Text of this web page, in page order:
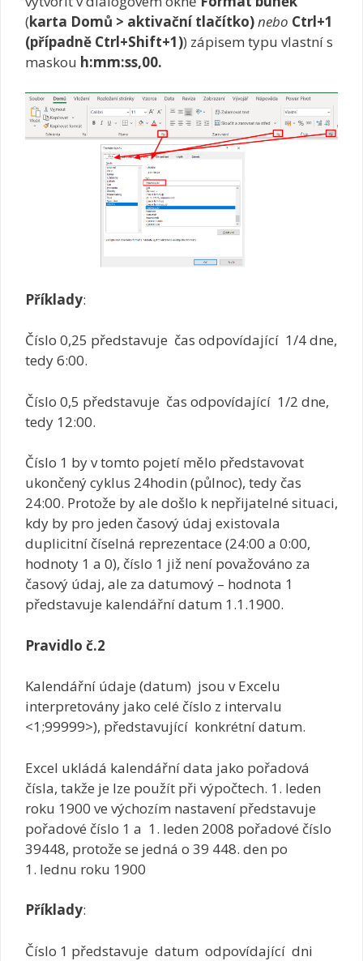
(karta Domů > aktivační tlačítko)nebo Ctrl+1
(případně Ctrl+Shift+1)) zápisem typu vlastní s
maskou h:mm:ss,00.
Příklady:
Číslo 0,25 představuje čas odpovídající 1/4 dne,
tedy 6:00.
Číslo 0,5 představuje čas odpovídající 1/2 dne,
tedy 12:00.
Číslo 1 by v tomto pojetí mělo představovat
ukončený cyklus 24hodin (půlnoc), tedy čas
24:00. Protože by ale došlo k nepřijatelné situaci,
kdy by pro jeden časový údaj existovala
duplicitní číselná reprezentace (24:00 a 0:00,
hodnoty 1 a 0), číslo 1 již není považováno za
časový údaj, ale za datumový – hodnota 1
představuje kalendářní datum 1.1.1900.
Pravidlo č.2
Kalendářní údaje (datum) jsou v Excelu
interpretovány jako celé číslo z intervalu
<1;99999>), představující konkrétní datum.
Excel ukládá kalendářní data jako pořadová
čísla, takže je lze použít při výpočtech. 1. leden
roku 1900 ve výchozím nastavení představuje
pořadové číslo 1 a 1. leden 2008 pořadové číslo
39448, protože se jedná o 39 448. den po
1. lednu roku 1900
Příklady:
Číslo 1 představuje datum odpovídající dni